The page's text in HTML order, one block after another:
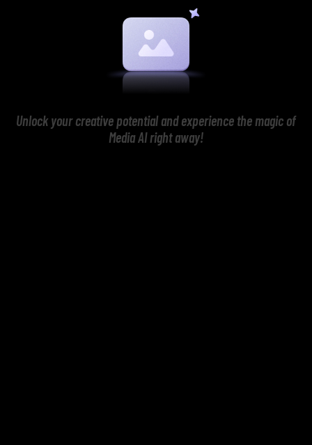
Unlock your creative potential and experience the magic of
Media AI right away!